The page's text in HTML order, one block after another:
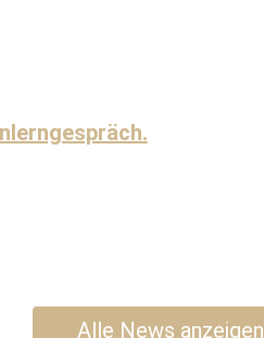
Alle News anzeigen